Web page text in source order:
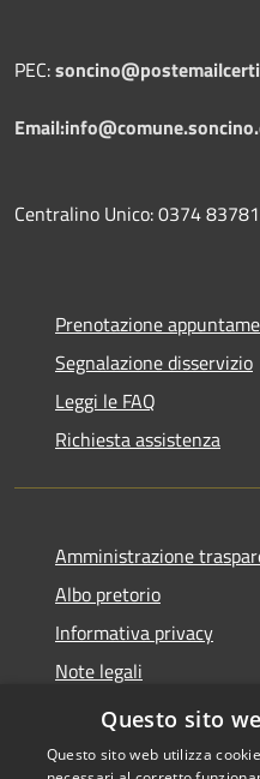
PEC:
Centralino Unico: 0374
Prenotazione
Segnalazione disservizio
Leggi le FAQ
Richiesta assistenza
Amministrazione
Albo pretorio
Informativa privacy
Note legali
Dichiarazione di
Questo sito
Questo sito web utilizza